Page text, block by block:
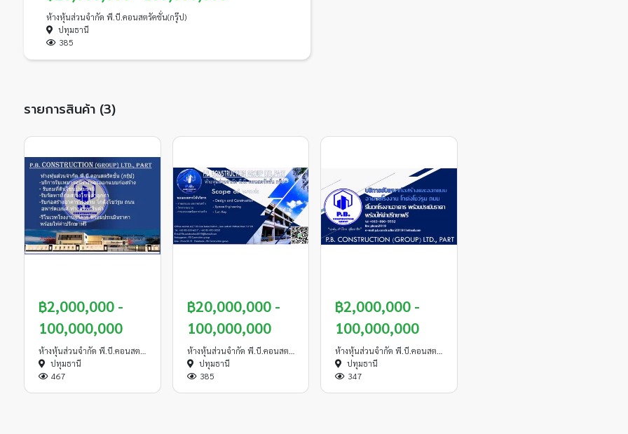
ห้างหุ้นส่วนจำกัด พี.บี.คอนสตรัคชั่น(กรุ๊ป)
ปทุมธานี
385
รายการสินค้า (3)
฿2,000,000 -
100,000,000
ปทุมธานี
467
ออกแบบอาคาร
฿20,000,000 -
100,000,000
ปทุมธานี
385
ออกแบบก่อสร้าง
฿2,000,000 -
100,000,000
ปทุมธานี
347